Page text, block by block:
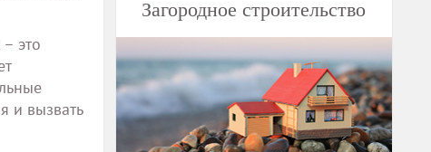
это
и вызвать
Загородное строительство